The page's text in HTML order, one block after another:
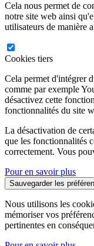
Cela nous permet de
notre site web ainsi
utilisateurs de manière
Cookies tiers
Cela permet d'intégrer
comme par exemple
désactivez cette
fonctionnalités du site
La désactivation de
que les fonctionnalités
correctement. Vous
Pour en savoir plus
Sauvegarder les
Nous utilisons les
mémoriser vos
pertinentes en